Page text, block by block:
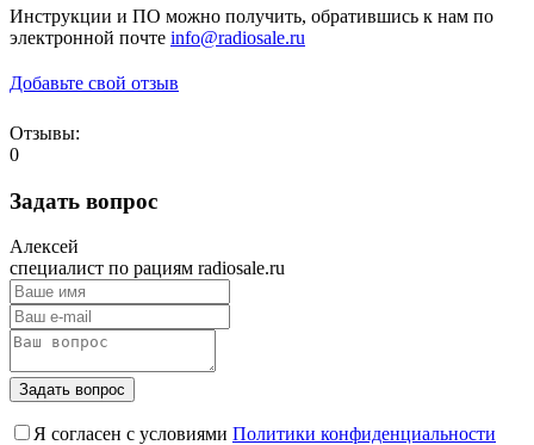
Инструкции и ПО можно получить, обратившись к нам по
электронной почте info@radiosale.ru
Добавьте свой отзыв
Отзывы:
0
Задать вопрос
Алексей
специалист по рациям radiosale.ru
Задать вопрос
Я согласен с условиями Политики конфиденциальности